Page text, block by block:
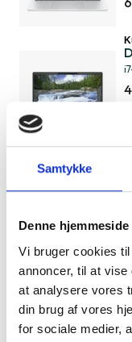
Samtykke
Denne
Vi bruger cookies
annoncer, til at
at analysere vores
din brug af vores
for sociale medier,